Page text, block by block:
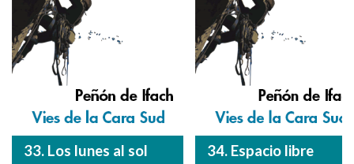
33. Los lunes al sol 34. Espacio libre